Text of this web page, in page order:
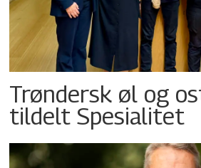
Trøndersk øl og
tildelt Spesialitet